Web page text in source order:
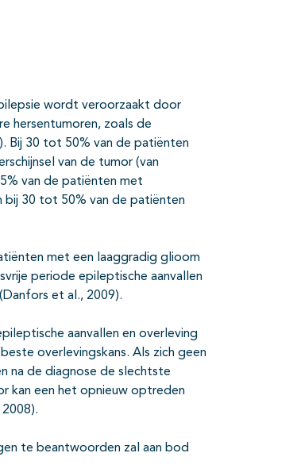
wordt veroorzaakt door
hersentumoren, zoals de
Bij 30 tot 50% van de patiënten
van de tumor (van
van de patiënten met
bij 30 tot 50% van de patiënten
met een laaggradig glioom
periode epileptische aanvallen
et al., 2009).
aanvallen en overleving
overlevingskans. Als zich geen
na de diagnose de slechtste
kan een het opnieuw optreden
te beantwoorden zal aan bod